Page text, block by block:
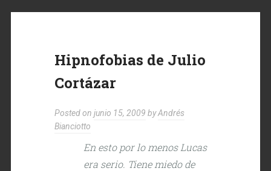
Hipnofobias de Julio
Cortázar
Posted onjunio 15, 2009 byAndrés
Bianciotto
En esto por lo menos Lucas
era serio. Tiene miedo de